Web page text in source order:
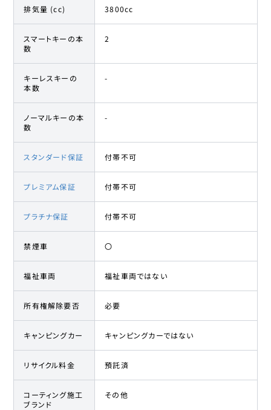
排気量 (cc) 3800cc
スマートキーの本
数
2
キーレスキーの
本数
-
ノーマルキーの本
数
-
スタンダード保証 付帯不可
プレミアム保証 付帯不可
プラチナ保証 付帯不可
禁煙車 〇
福祉車両 福祉車両ではない
所有権解除要否 必要
キャンピングカー キャンピングカーではない
リサイクル料金 預託済
コーティング施工
ブランド
その他